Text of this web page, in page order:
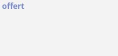
offert